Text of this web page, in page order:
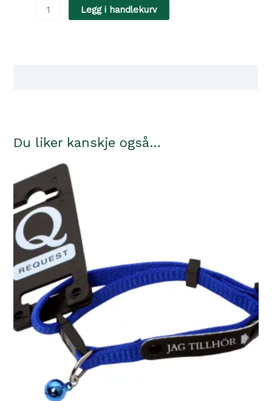
Kattesele
Legg i handlekurv
Du liker kanskje også…